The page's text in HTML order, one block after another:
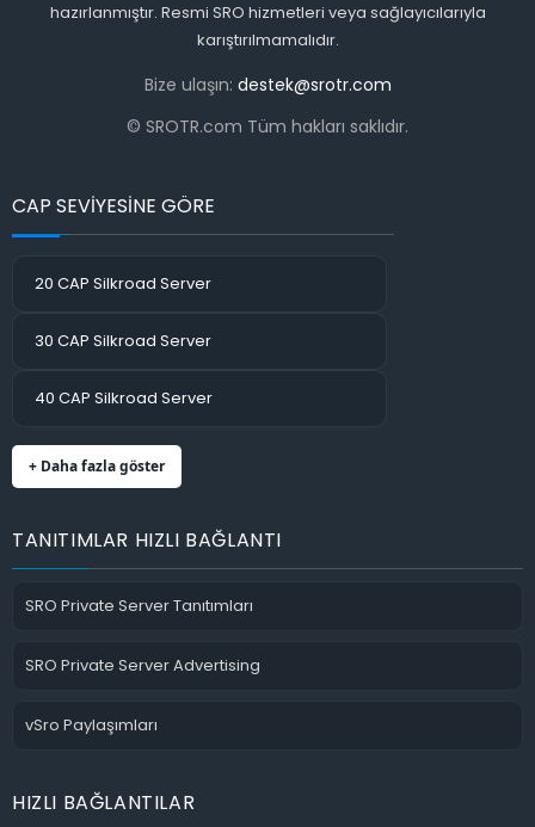
hazırlanmıştır. Resmi SRO hizmetleri veya sağlayıcılarıyla
karıştırılmamalıdır.
Bize ulaşın: destek@srotr.com
© SROTR.com Tüm hakları saklıdır.
CAP SEVİYESİNE GÖRE
20 CAP Silkroad Server
30 CAP Silkroad Server
40 CAP Silkroad Server
+ Daha fazla göster
TANITIMLAR HIZLI BAĞLANTI
SRO Private Server Tanıtımları
SRO Private Server Advertising
vSro Paylaşımları
HIZLI BAĞLANTILAR